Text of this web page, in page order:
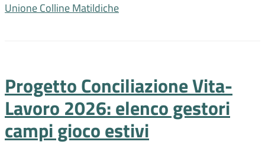
Unione Colline Matildiche
Progetto Conciliazione Vita-
Lavoro 2026: elenco gestori
campi gioco estivi